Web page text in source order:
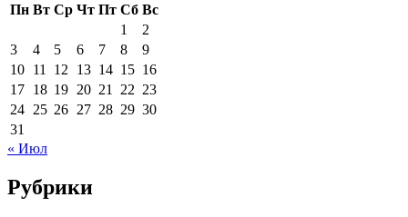
Пн Вт Ср Чт Пт Сб Вс
1
2
3
4 5 6 7 8
9
10 11 12 13 14 15 16
17 18 19 20 21 22 23
24 25 26 27 28 29 30
31
« Июл
Рубрики